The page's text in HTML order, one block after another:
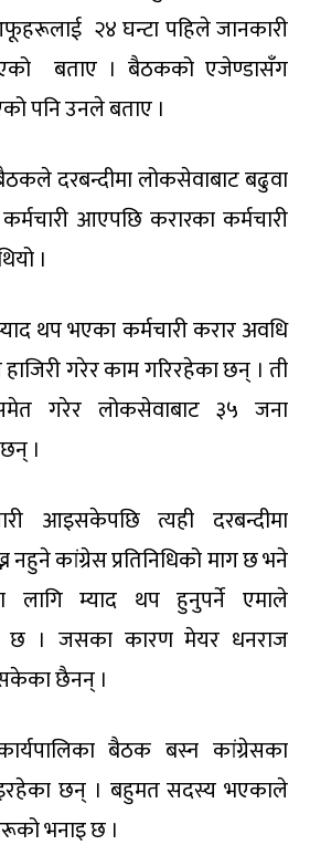
२४ घन्टा पहिले जानकारी
बताए । बैठकको एजेण्डासँग
पनि उनले बताए ।
दरबन्दीमा लोकसेवाबाट बढुवा
आएपछि करारका कर्मचारी
।
थप भएका कर्मचारी करार अवधि
गरेर काम गरिरहेका छन् । ती
गरेर लोकसेवाबाट ३५ जना
।
आइसकेपछि त्यही दरबन्दीमा
नहुने कांग्रेस प्रतिनिधिको माग छ भने
लागि म्याद थप हुनुपर्ने एमाले
छ । जसका कारण मेयर धनराज
सकेका छैनन् ।
बैठक बस्न कांग्रेसका
छन् । बहुमत सदस्य भएकाले
भनाइ छ ।